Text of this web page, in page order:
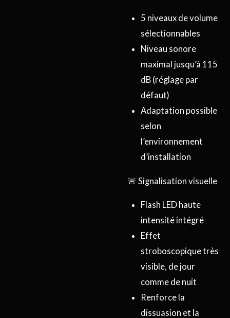
5 niveaux de volume
sélectionnables
Niveau sonore
maximal jusqu’à 115
dB (réglage par
défaut)
Adaptation possible
selon
l’environnement
d’installation
🚨 Signalisation visuelle
Flash LED haute
intensité intégré
Effet
stroboscopique très
visible, de jour
comme de nuit
Renforce la
dissuasion et la